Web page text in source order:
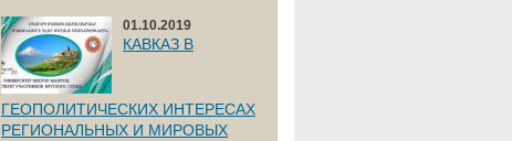
01.10.2019
КАВКАЗ В
ГЕОПОЛИТИЧЕСКИХ ИНТЕРЕСАХ
РЕГИОНАЛЬНЫХ И МИРОВЫХ